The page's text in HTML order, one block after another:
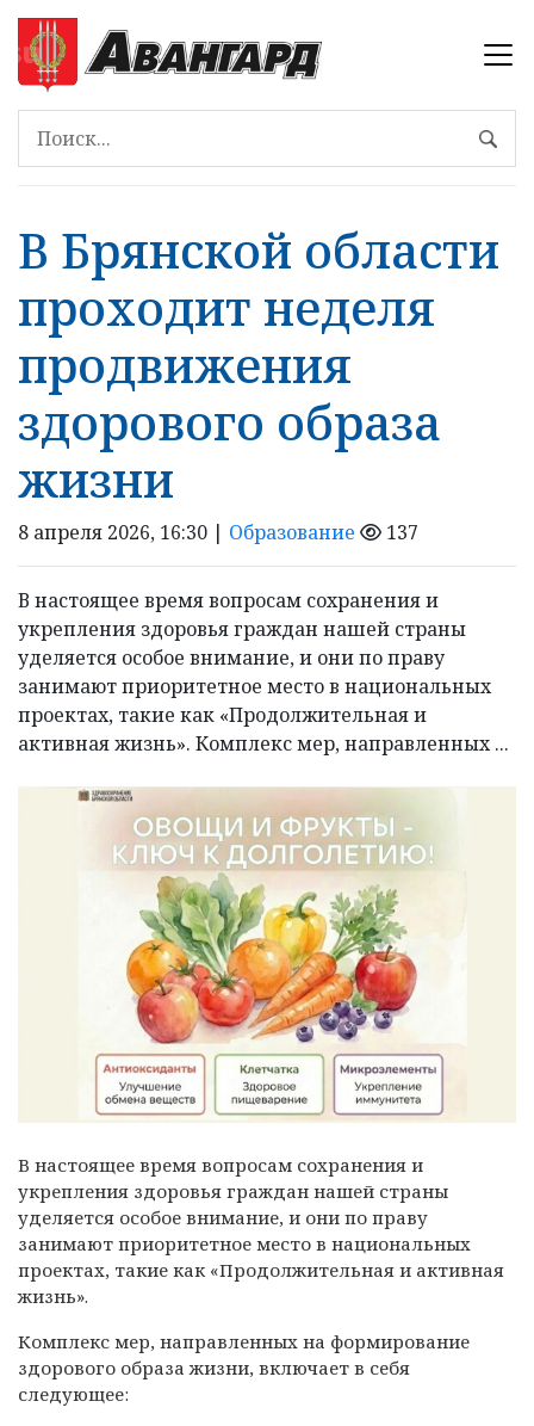
В Брянской области
проходит неделя
продвижения
здорового образа
жизни
8 апреля 2026, 16:30 | Образование 137
В настоящее время вопросам сохранения и
укрепления здоровья граждан нашей страны
уделяется особое внимание, и они по праву
занимают приоритетное место в национальных
проектах, такие как «Продолжительная и
активная жизнь». Комплекс мер, направленных ...
В настоящее время вопросам сохранения и
укрепления здоровья граждан нашей страны
уделяется особое внимание, и они по праву
занимают приоритетное место в национальных
проектах, такие как «Продолжительная и активная
жизнь».
Комплекс мер, направленных на формирование
здорового образа жизни, включает в себя
следующее: